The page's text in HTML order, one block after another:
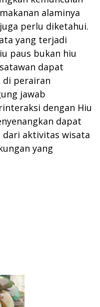
alaminya
perlu diketahui.
yang terjadi
paus bukan hiu
dapat
di perairan
jawab
dengan Hiu
dapat
dari aktivitas wisata
yang